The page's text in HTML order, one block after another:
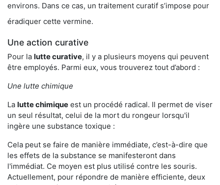
environs. Dans ce cas, un traitement curatif s’impose pour
éradiquer cette vermine.
Une action curative
Pour la lutte curative, il y a plusieurs moyens qui peuvent
être employés. Parmi eux, vous trouverez tout d’abord :
Une lutte chimique
La lutte chimique est un procédé radical. Il permet de viser
un seul résultat, celui de la mort du rongeur lorsqu'il
ingère une substance toxique :
Cela peut se faire de manière immédiate, c’est-à-dire que
les effets de la substance se manifesteront dans
l'immédiat. Ce moyen est plus utilisé contre les souris.
Actuellement, pour répondre de manière efficiente, deux